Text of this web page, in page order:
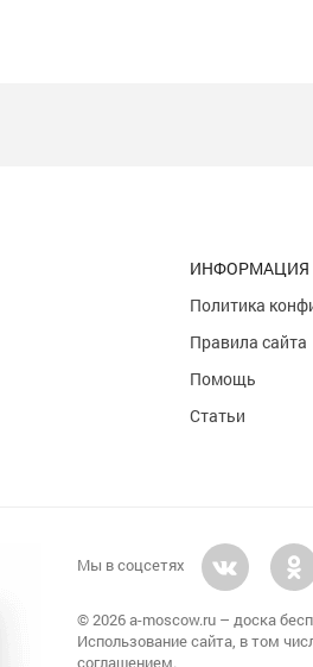
ИНФОРМАЦИЯ
Политика
Правила сайта
Помощь
Статьи
Мы в соцсетях
© 2026 a-moscow.ru – доска
Использование сайта, в том
соглашением.